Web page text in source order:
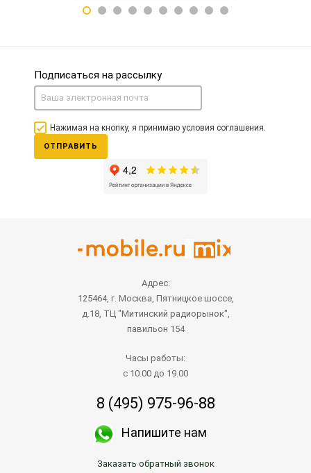
Подписаться на рассылку
Нажимая на кнопку, я принимаю условия соглашения.
ОТПРАВИТЬ
Адрес:
125464, г. Москва, Пятницкое шоссе,
д.18, ТЦ "Митинский радиорынок",
павильон 154
Часы работы:
с 10.00 до 19.00
8 (495) 975-96-88
Напишите нам
Заказать обратный звонок